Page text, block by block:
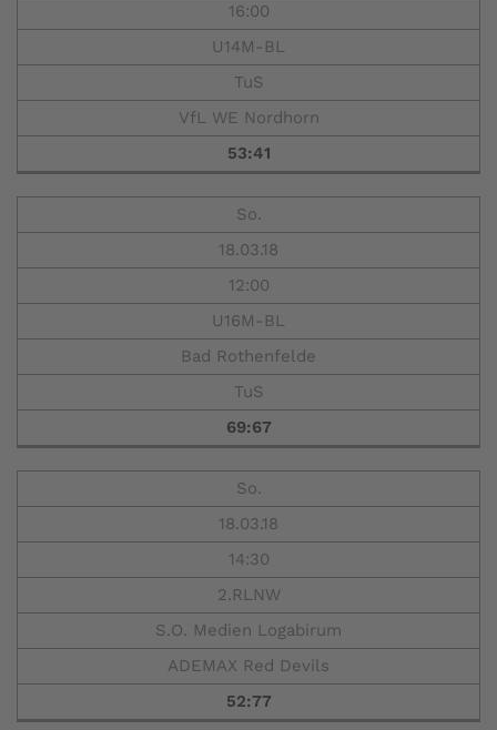
16:00
U14M-BL
TuS
VfL WE Nordhorn
53:41
So.
18.03.18
12:00
U16M-BL
Bad Rothenfelde
TuS
69:67
So.
18.03.18
14:30
2.RLNW
S.O. Medien Logabirum
ADEMAX Red Devils
52:77